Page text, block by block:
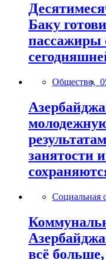
Баку
пассажиры
Общество,
занятости
Социальная
всё